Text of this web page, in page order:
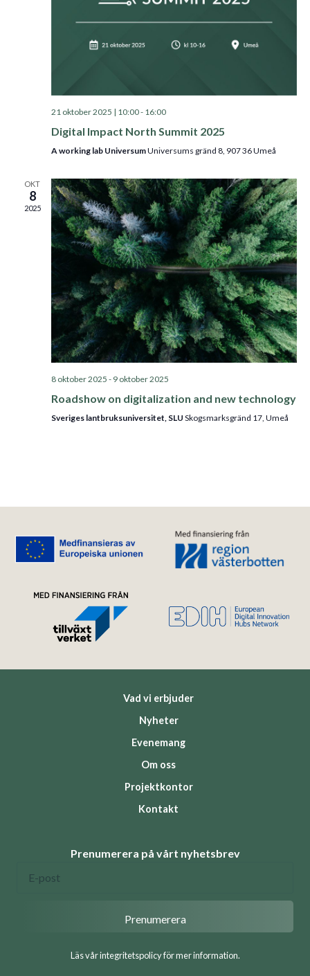
21 oktober 2025 | 10:00- 16:00
Digital Impact North Summit 2025
A working lab UniversumUniversums gränd 8, 907 36 Umeå
OKT
8
2025
8 oktober 2025 - 9 oktober 2025
Roadshow on digitalization and new technology
Sveriges lantbruksuniversitet, SLU Skogsmarksgränd 17, Umeå
Vad vi erbjuder
Nyheter
Evenemang
Om oss
Projektkontor
Kontakt
Prenumerera på vårt nyhetsbrev
Läs vår integritetspolicy för mer information.